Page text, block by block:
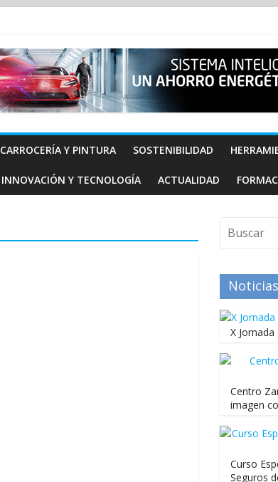
CARROCERÍA Y PINTURA SOSTENIBILIDAD
INNOVACIÓN Y TECNOLOGÍA ACTUALIDAD
X
Centro
imagen
Curso
Seguros